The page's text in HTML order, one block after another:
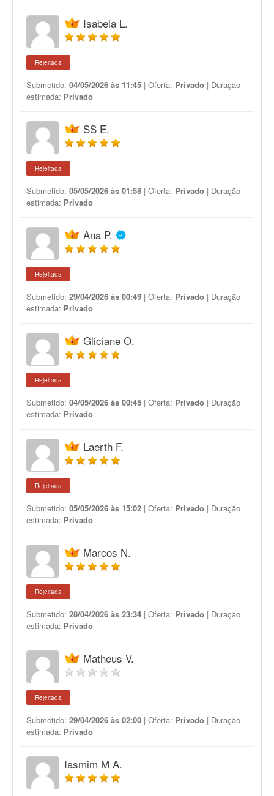
Isabela L.
Rejeitada
Submetido: 04/05/2026 às 11:45 | Oferta: Privado | Duração
estimada: Privado
SS E.
Rejeitada
Submetido: 05/05/2026 às 01:58 | Oferta: Privado | Duração
estimada: Privado
Ana P.
Rejeitada
Submetido: 29/04/2026 às 00:49 | Oferta: Privado | Duração
estimada: Privado
Gliciane O.
Rejeitada
Submetido: 04/05/2026 às 00:45 | Oferta: Privado | Duração
estimada: Privado
Laerth F.
Rejeitada
Submetido: 05/05/2026 às 15:02 | Oferta: Privado | Duração
estimada: Privado
Marcos N.
Rejeitada
Submetido: 28/04/2026 às 23:34 | Oferta: Privado | Duração
estimada: Privado
Matheus V.
Rejeitada
Submetido: 29/04/2026 às 02:00 | Oferta: Privado | Duração
estimada: Privado
Iasmim M A.